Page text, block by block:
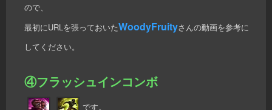
ので、
最初にURLを張っておいたWoodyFruityさんの動画を参考に
してください。
④フラッシュインコンボ
です。